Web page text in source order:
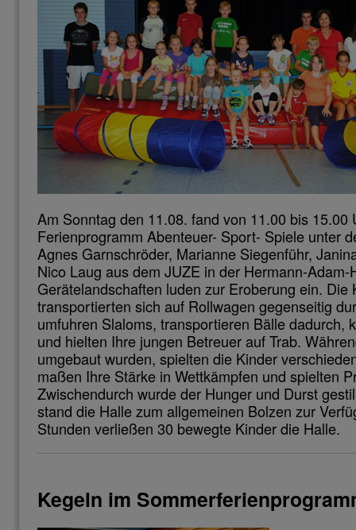
Am Sonntag den 11.08. fand von 11.00 bis 15.00
Ferienprogramm Abenteuer- Sport- Spiele unter
Agnes Garnschröder, Marianne Siegenführ,
Nico Laug aus dem JUZE in der Hermann-Adam-
Gerätelandschaften luden zur Eroberung ein. Die
transportierten sich auf Rollwagen gegenseitig
umfuhren Slaloms, transportieren Bälle dadurch,
und hielten Ihre jungen Betreuer auf Trab.
umgebaut wurden, spielten die Kinder
maßen Ihre Stärke in Wettkämpfen und spielten
Zwischendurch wurde der Hunger und Durst
stand die Halle zum allgemeinen Bolzen zur
Stunden verließen 30 bewegte Kinder die Halle.
Kegeln im